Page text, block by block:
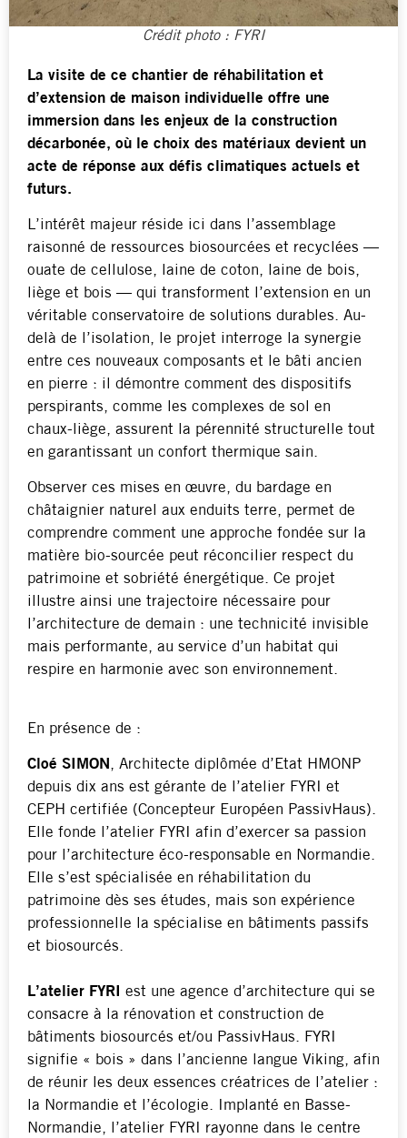
Crédit photo : FYRI
La visite de ce chantier de réhabilitation et
d’extension de maison individuelle offre une
immersion dans les enjeux de la construction
décarbonée, où le choix des matériaux devient un
acte de réponse aux défis climatiques actuels et
futurs.
L’intérêt majeur réside ici dans l’assemblage
raisonné de ressources biosourcées et recyclées —
ouate de cellulose, laine de coton, laine de bois,
liège et bois — qui transforment l’extension en un
véritable conservatoire de solutions durables. Au-
delà de l’isolation, le projet interroge la synergie
entre ces nouveaux composants et le bâti ancien
en pierre : il démontre comment des dispositifs
perspirants, comme les complexes de sol en
chaux-liège, assurent la pérennité structurelle tout
en garantissant un confort thermique sain.
Observer ces mises en œuvre, du bardage en
châtaignier naturel aux enduits terre, permet de
comprendre comment une approche fondée sur la
matière bio-sourcée peut réconcilier respect du
patrimoine et sobriété énergétique. Ce projet
illustre ainsi une trajectoire nécessaire pour
l’architecture de demain : une technicité invisible
mais performante, au service d’un habitat qui
respire en harmonie avec son environnement.
En présence de :
Cloé SIMON , Architecte diplômée d’Etat HMONP
depuis dix ans est gérante de l’atelier FYRI et
CEPH certifiée (Concepteur Européen PassivHaus).
Elle fonde l’atelier FYRI afin d’exercer sa passion
pour l’architecture éco-responsable en Normandie.
Elle s’est spécialisée en réhabilitation du
patrimoine dès ses études, mais son expérience
professionnelle la spécialise en bâtiments passifs
et biosourcés.
L’atelier FYRI est une agence d’architecture qui se
consacre à la rénovation et construction de
bâtiments biosourcés et/ou PassivHaus. FYRI
signifie « bois » dans l’ancienne langue Viking, afin
de réunir les deux essences créatrices de l’atelier :
la Normandie et l’écologie. Implanté en Basse-
Normandie, l’atelier FYRI rayonne dans le centre